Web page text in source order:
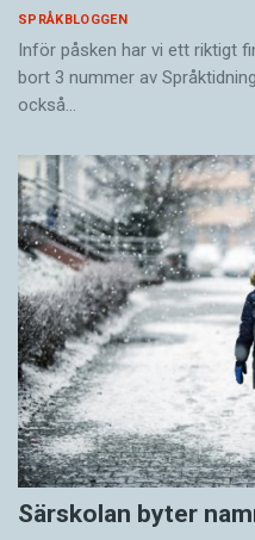
SPRÅKBLOGGEN
Inför påsken har vi ett riktigt
bort 3 nummer av
också…
Särskolan byter